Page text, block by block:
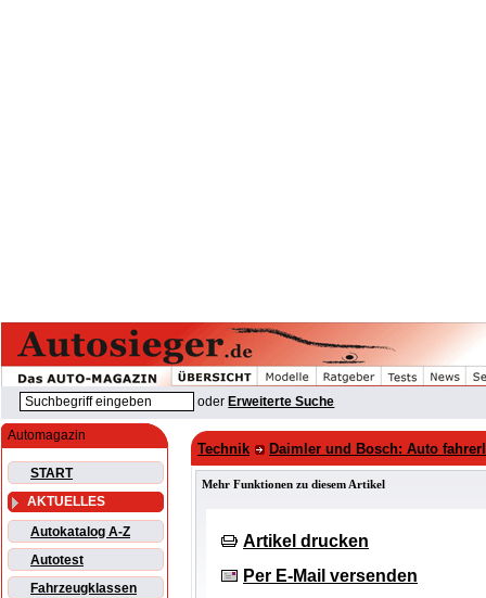
oder Erweiterte Suche
Automagazin
START
AKTUELLES
Autokatalog A-Z
Autotest
Fahrzeugklassen
Technik Daimler und Bosch: Auto
Mehr Funktionen zu diesem Artikel
Artikel drucken
Per E-Mail versenden